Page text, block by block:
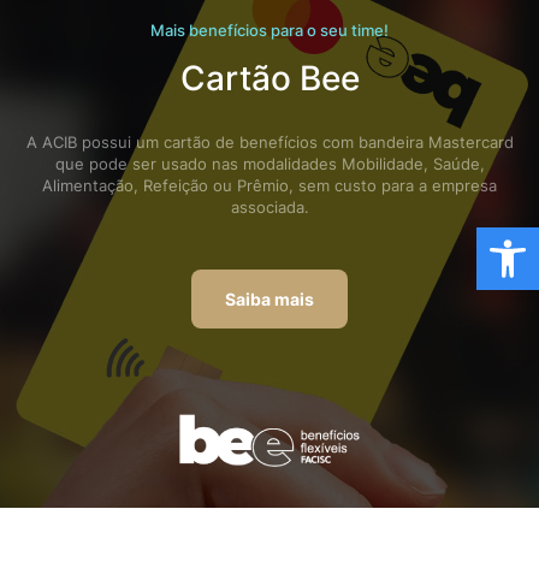
Mais benefícios para o seu time!
Cartão Bee
A ACIB possui um cartão de benefícios com bandeira Mastercard
que pode ser usado nas modalidades Mobilidade, Saúde,
Alimentação, Refeição ou Prêmio, sem custo para a empresa
associada.
Saiba mais